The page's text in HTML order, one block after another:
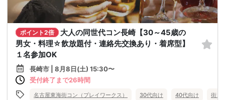
ポイント2倍
大人の同世代コン長崎【30～45歳の
男女・料理☆飲放題付・連絡先交換あり・着席型】
１名参加OK
長崎市 | 8月8日(土) 15:30〜
受付終了まで26時間
名古屋東海街コン（プレイワークス） 30代向け 40代向け 街コ